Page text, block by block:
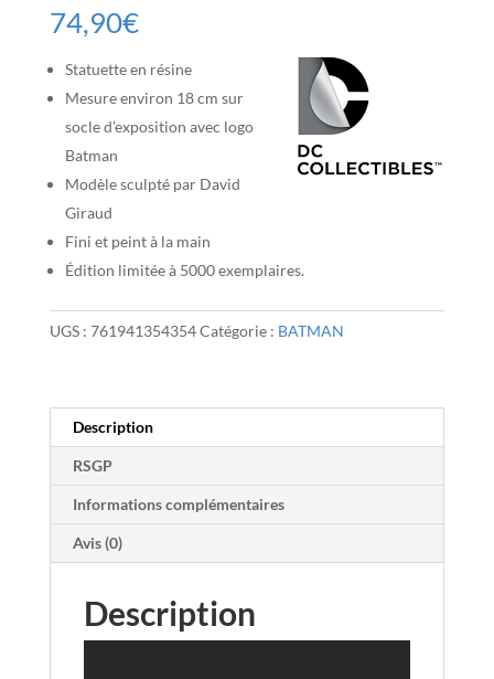
74,90€
Statuette en résine
Mesure environ 18 cm sur
socle d’exposition avec logo
Batman
Modèle sculpté par David
Giraud
Fini et peint à la main
Édition limitée à 5000 exemplaires.
UGS : 761941354354Catégorie : BATMAN
Description
RSGP
Informations complémentaires
Avis (0)
Description